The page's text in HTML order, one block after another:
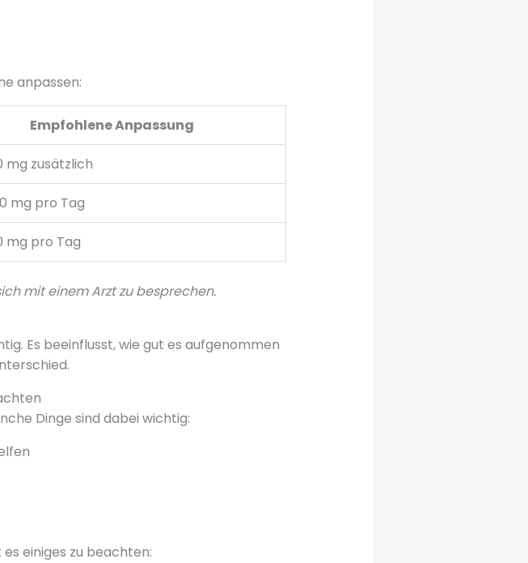
anpassen:
Empfohlene Anpassung
mg zusätzlich
mg pro Tag
mg pro Tag
mit einem Arzt zu besprechen.
Es beeinflusst, wie gut es aufgenommen
Dinge sind dabei wichtig:
einiges zu beachten: